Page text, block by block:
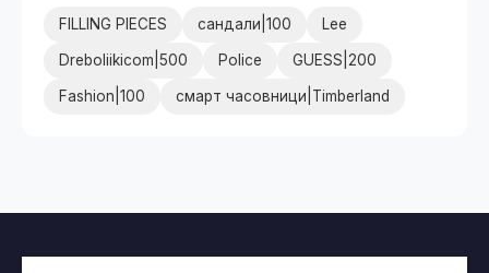
FILLING PIECES сандали|100 Lee
Dreboliikicom|500 Police GUESS|200
Fashion|100 смарт часовници|Timberland